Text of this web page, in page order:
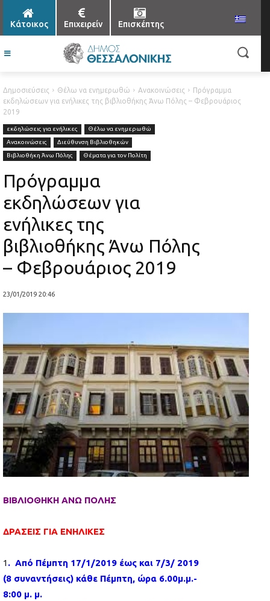
Κάτοικος Επιχειρείν Επισκέπτης
Δημοσιεύσεις Θέλω να ενημερωθώ Ανακοινώσεις
Πρόγραμμα
εκδηλώσεων για ενήλικες της βιβλιοθήκης Άνω Πόλης – Φεβρουάριος
2019
εκδηλώσεις για ενήλικες
Θέλω να ενημερωθώ
Ανακοινώσεις
Διεύθυνση Βιβλιοθηκών
Βιβλιοθήκη Άνω Πόλης
Θέματα για τον Πολίτη
Πρόγραμμα
εκδηλώσεων για
ενήλικες της
βιβλιοθήκης Άνω Πόλης
– Φεβρουάριος 2019
23/01/2019 20:46
ΒΙΒΛΙΟΘΗΚΗ ΑΝΩ ΠΟΛΗΣ
ΔΡΑΣΕΙΣ ΓΙΑ ΕΝΗΛΙΚΕΣ
1. Από Πέμπτη 17/1/2019 έως και 7/3/ 2019
(8 συναντήσεις) κάθε Πέμπτη, ώρα 6.00μ.μ.-
8:00 μ. μ.